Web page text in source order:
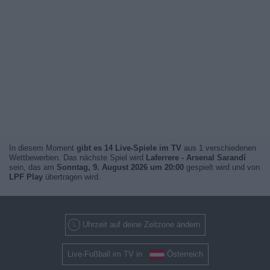
In diesem Moment gibt es 14 Live-Spiele im TV aus 1 verschiedenen
Wettbewerben. Das nächste Spiel wird Laferrere - Arsenal Sarandí
sein, das am Sonntag, 9. August 2026 um 20:00 gespielt wird und von
LPF Play übertragen wird.
Uhrzeit auf deine Zeitzone ändern
Live-Fußball im TV in Österreich